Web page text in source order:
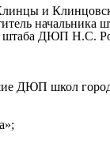
Клинцы и
ДЮП Н.С.
школ